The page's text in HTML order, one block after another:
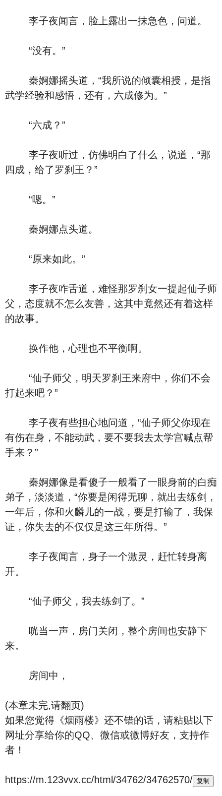
李子夜闻言，脸上露出一抹急色，问道。
“没有。”
秦婀娜摇头道，“我所说的倾囊相授，是指
武学经验和感悟，还有，六成修为。”
“六成？”
李子夜听过，仿佛明白了什么，说道，“那
四成，给了罗刹王？”
“嗯。”
秦婀娜点头道。
“原来如此。”
李子夜咋舌道，难怪那罗刹女一提起仙子师
父，态度就不怎么友善，这其中竟然还有着这样
的故事。
换作他，心理也不平衡啊。
“仙子师父，明天罗刹王来府中，你们不会
打起来吧？”
李子夜有些担心地问道，“仙子师父你现在
有伤在身，不能动武，要不要我去太学宫喊点帮
手来？”
秦婀娜像是看傻子一般看了一眼身前的白痴
弟子，淡淡道，“你要是闲得无聊，就出去练剑，
一年后，你和火麟儿的一战，要是打输了，我保
证，你失去的不仅仅是这三年所得。”
李子夜闻言，身子一个激灵，赶忙转身离
开。
“仙子师父，我去练剑了。”
咣当一声，房门关闭，整个房间也安静下
来。
房间中，
(本章未完,请翻页)
如果您觉得《烟雨楼》还不错的话，请粘贴以下
网址分享给你的QQ、微信或微博好友，支持作
者！
https://m.123vvx.cc/html/34762/34762570/ 复制